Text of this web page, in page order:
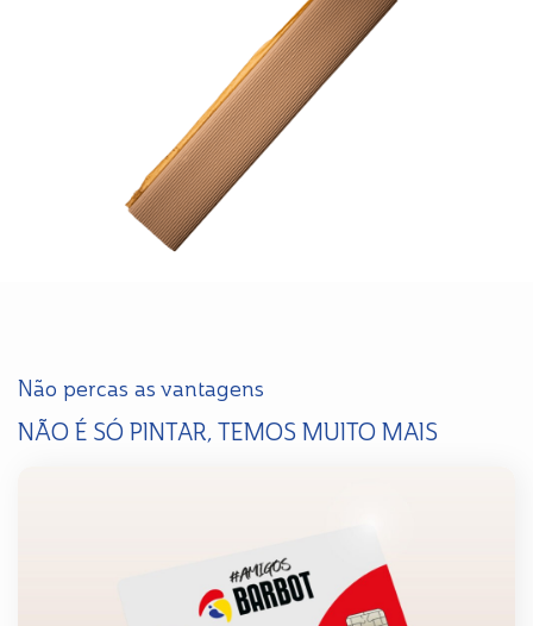
Não percas as vantagens
NÃO É SÓ PINTAR, TEMOS MUITO MAIS